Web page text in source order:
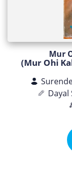
Mur
(Mur Ohi
Dayal